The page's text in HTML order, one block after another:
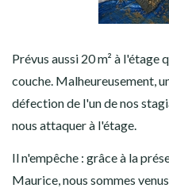
Prévus aussi 20 m² à l'étage
couche. Malheureusement,
défection de l'un de nos
nous attaquer à l'étage.
Il n'empêche : grâce à la
Maurice, nous sommes